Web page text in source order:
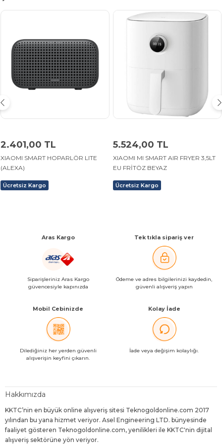
2.401,00 TL
XIAOMI SMART HOPARLÖR LITE
(ALEXA)
Ücretsiz Kargo
5.524,00 TL
XIAOMI MI SMART AIR FRYER 3,5LT
EU FRİTÖZ BEYAZ
Ücretsiz Kargo
Aras Kargo
Siparişleriniz Aras Kargo
güvencesiyle kapınızda
Tek tıkla sipariş ver
Ödeme ve adres bilgilerinizi kaydedin,
güvenli alışveriş yapın
Mobil Cebinizde
Dilediğiniz her yerden güvenli
alışverişin keyfini çıkarın.
Kolay İade
İade veya değişim kolaylığı.
Hakkımızda
KKTC’nin en büyük online alışveriş sitesi Teknogoldonline.com 2017
yılından bu yana hizmet veriyor. Asel Engineering LTD. bünyesinde
faaliyet gösteren Teknogoldonline.com, yenilikleri ile KKTC'nin dijital
alışveriş sektörüne yön veriyor.